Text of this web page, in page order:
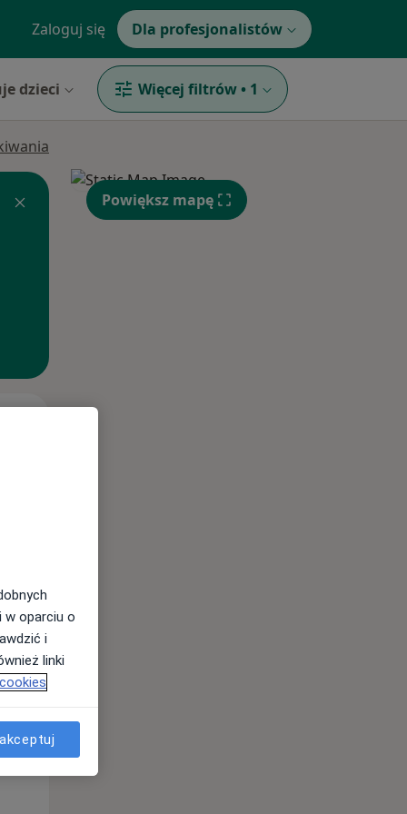
Zaloguj się Dla profesjonalistów
dzieci Więcej filtrów • 1
12 Sie
Powiększ mapę
w oparciu o
i
linki